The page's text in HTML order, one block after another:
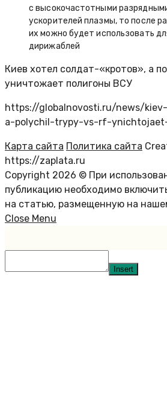
с высокочастотными
ускорителей плазмы, то после
их можно будет использовать
дирижаблей
Киев хотел солдат-«кротов», а
уничтожает полигоны ВСУ
https://globalnovosti.ru/news/
a-polychil-trypy-vs-rf-
Карта сайта Политика сайта
https://zaplata.ru
Copyright 2026 © При
публикацию необходимо
на статью, размещенную на
Close Menu
Insert